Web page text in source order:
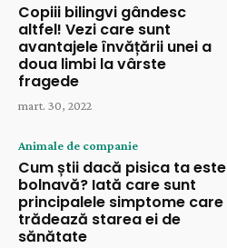
Copiii bilingvi gândesc
altfel! Vezi care sunt
avantajele învățării unei a
doua limbi la vârste
fragede
mart. 30, 2022
Animale de companie
Cum știi dacă pisica ta este
bolnavă? Iată care sunt
principalele simptome care
trădează starea ei de
sănătate